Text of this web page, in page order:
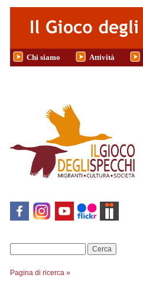
Salta al contenuto principale
Chi siamo Attività
Pagina di ricerca »